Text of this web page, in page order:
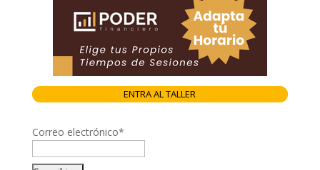
ENTRA AL TALLER
Correo electrónico*